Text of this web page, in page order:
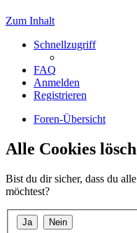
Zum Inhalt
Schnellzugriff
FAQ
Anmelden
Registrieren
Foren-Übersicht
Alle Cookies
Bist du dir sicher, dass du
möchtest?